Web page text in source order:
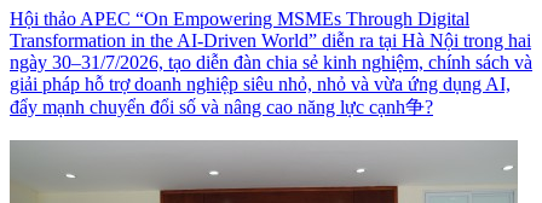
Hội thảo APEC “On Empowering MSMEs Through Digital
Transformation in the AI-Driven World” diễn ra tại Hà Nội trong hai
ngày 30–31/7/2026, tạo diễn đàn chia sẻ kinh nghiệm, chính sách và
giải pháp hỗ trợ doanh nghiệp siêu nhỏ, nhỏ và vừa ứng dụng AI,
đẩy mạnh chuyển đổi số và nâng cao năng lực cạnh争?